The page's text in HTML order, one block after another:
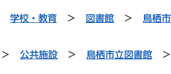
学校・教育 > 図書館 > 鳥栖
> 公共施設 > 鳥栖市立図書館 >